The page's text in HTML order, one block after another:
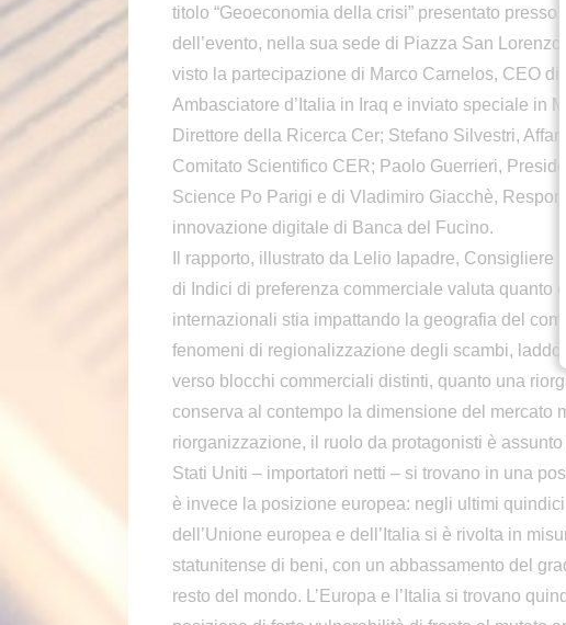
titolo “Geoeconomia della crisi” presentato presso
dell’evento, nella sua sede di Piazza San Lorenzo
visto la partecipazione di Marco Carnelos, CEO
Ambasciatore d’Italia in Iraq e inviato speciale in
Direttore della Ricerca Cer; Stefano Silvestri,
Comitato Scientifico CER; Paolo Guerrieri,
Science Po Parigi e di Vladimiro Giacchè,
innovazione digitale di Banca del Fucino.
Il rapporto, illustrato da Lelio Iapadre, Consigliere
di Indici di preferenza commerciale valuta quanto
internazionali stia impattando la geografia del
fenomeni di regionalizzazione degli scambi,
verso blocchi commerciali distinti, quanto una
conserva al contempo la dimensione del mercato
riorganizzazione, il ruolo da protagonisti è
Stati Uniti – importatori netti – si trovano in una
è invece la posizione europea: negli ultimi
dell’Unione europea e dell’Italia si è rivolta in
statunitense di beni, con un abbassamento del
resto del mondo. L’Europa e l’Italia si trovano